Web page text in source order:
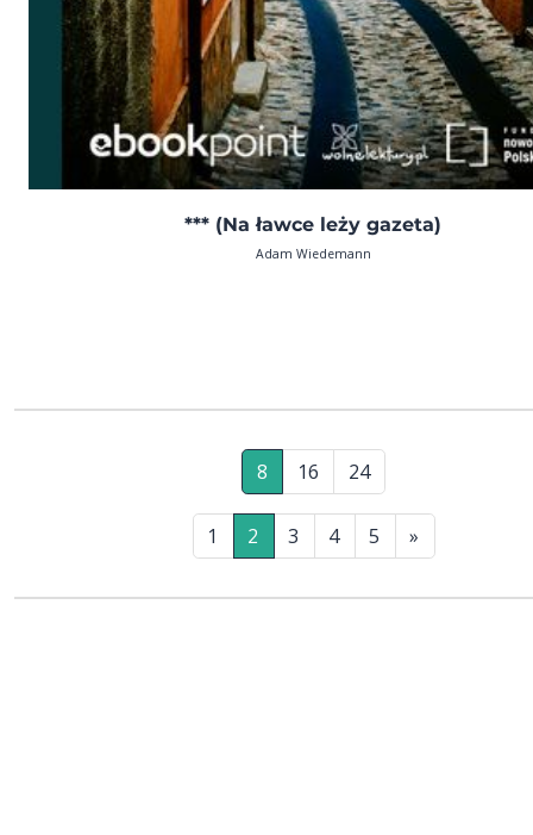
*** (Na ławce leży gazeta)
Adam Wiedemann
8 16 24
1 2 3 4 5 »